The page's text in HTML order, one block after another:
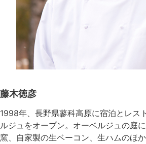
藤木徳彦
1998年、長野県蓼科高原に宿泊とレス
ルジュをオープン。オーベルジュの庭
窯、自家製の生ベーコン、生ハムのほ